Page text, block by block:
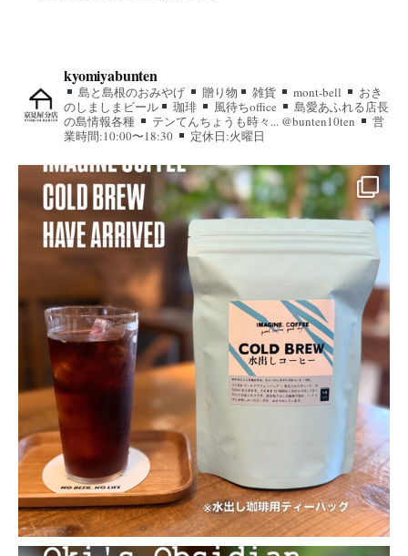
kyomiyabunten
島と島根のおみやげ 贈り物 雑貨 mont-bell
おき
のしましまビール
珈琲 風待ちoffice
島愛あふれる店長
の島情報各種
テンてんちょうも時々... @bunten10ten
営
業時間:10:00〜18:30
定休日:火曜日